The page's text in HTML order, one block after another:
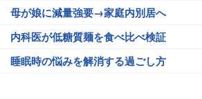
母が娘に減量強要→家庭内別居へ
内科医が低糖質麺を食べ比べ検証
睡眠時の悩みを解消する過ごし方